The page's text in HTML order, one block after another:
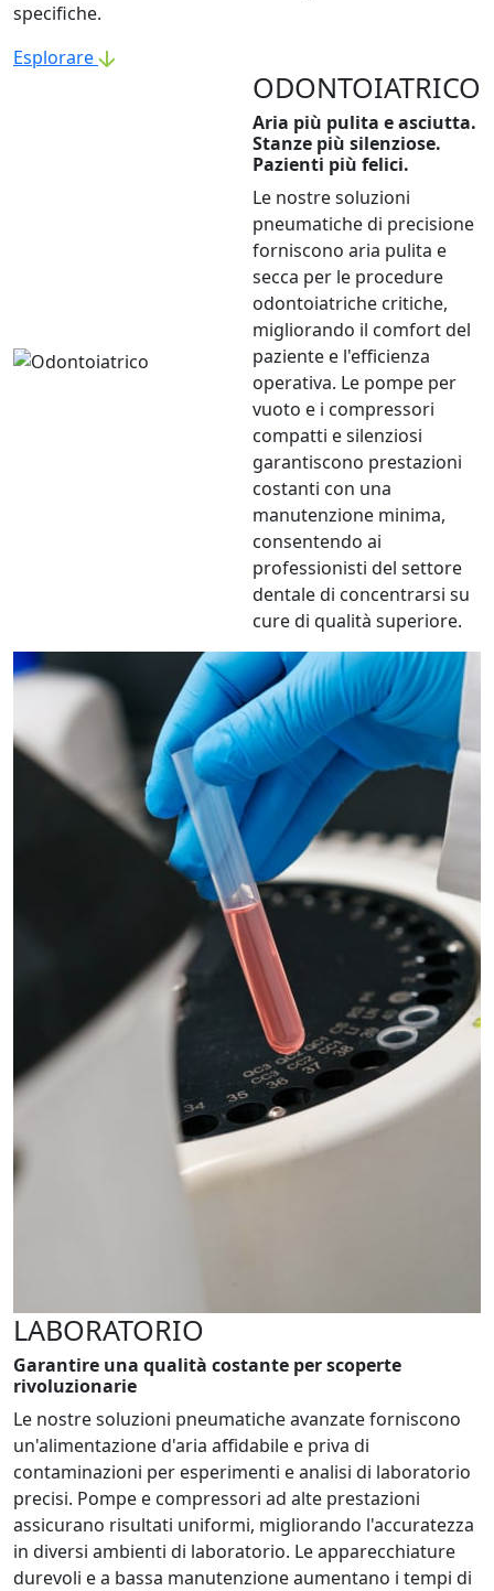
specifiche.
Esplorare
ODONTOIATRICO
Aria più pulita e asciutta.
Stanze più silenziose.
Pazienti più felici.
Le nostre soluzioni
pneumatiche di precisione
forniscono aria pulita e
secca per le procedure
odontoiatriche critiche,
migliorando il comfort del
paziente e l'efficienza
operativa. Le pompe per
vuoto e i compressori
compatti e silenziosi
garantiscono prestazioni
costanti con una
manutenzione minima,
consentendo ai
professionisti del settore
dentale di concentrarsi su
cure di qualità superiore.
LABORATORIO
Garantire una qualità costante per scoperte
rivoluzionarie
Le nostre soluzioni pneumatiche avanzate forniscono
un'alimentazione d'aria affidabile e priva di
contaminazioni per esperimenti e analisi di laboratorio
precisi. Pompe e compressori ad alte prestazioni
assicurano risultati uniformi, migliorando l'accuratezza
in diversi ambienti di laboratorio. Le apparecchiature
durevoli e a bassa manutenzione aumentano i tempi di